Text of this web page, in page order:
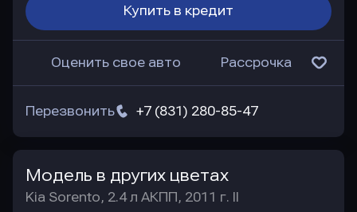
Купить в кредит
Оценить свое авто Рассрочка
+7 (831) 280-85-47
Перезвонить
Модель в других цветах
Kia Sorento, 2.4 л АКПП, 2011 г. II